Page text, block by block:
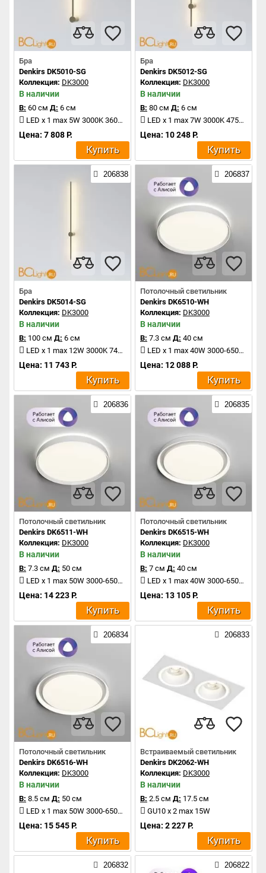
Бра
Denkirs DK5010-SG
Коллекция: DK3000
В наличии
В: 60 см Д: 6 см
LED x 1 max 5W 3000K 360Lm
Цена: 7 808 Р.
Купить
Бра
Denkirs DK5012-SG
Коллекция: DK3000
В наличии
В: 80 см Д: 6 см
LED x 1 max 7W 3000K 475Lm
Цена: 10 248 Р.
Купить
206838
Бра
Denkirs DK5014-SG
Коллекция: DK3000
В наличии
В: 100 см Д: 6 см
LED x 1 max 12W 3000K 740Lm
Цена: 11 743 Р.
Купить
206837
Потолочный светильник
Denkirs DK6510-WH
Коллекция: DK3000
В наличии
В: 7.3 см Д: 40 см
LED x 1 max 40W 3000-6500K 2000Lm
Цена: 12 088 Р.
Купить
206836
Потолочный светильник
Denkirs DK6511-WH
Коллекция: DK3000
В наличии
В: 7.3 см Д: 50 см
LED x 1 max 50W 3000-6500K 2500Lm
Цена: 14 223 Р.
Купить
206835
Потолочный светильник
Denkirs DK6515-WH
Коллекция: DK3000
В наличии
В: 7 см Д: 40 см
LED x 1 max 40W 3000-6500K 2000Lm
Цена: 13 105 Р.
Купить
206834
Потолочный светильник
Denkirs DK6516-WH
Коллекция: DK3000
В наличии
В: 8.5 см Д: 50 см
LED x 1 max 50W 3000-6500K 2500Lm
Цена: 15 545 Р.
Купить
206833
Встраиваемый светильник
Denkirs DK2062-WH
Коллекция: DK3000
В наличии
В: 2.5 см Д: 17.5 см
GU10 x 2 max 15W
Цена: 2 227 Р.
Купить
206832 206822